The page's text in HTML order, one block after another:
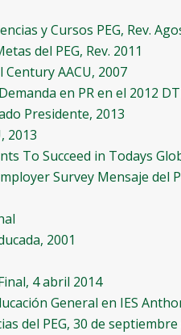
y Cursos PEG, Rev.
del PEG, Rev. 2011
AACU, 2007
en PR en el 2012
Presidente, 2013
2013
To Succeed in Todays
Survey Mensaje del
2001
4 abril 2014
General en IES
del PEG, 30 de septiembre